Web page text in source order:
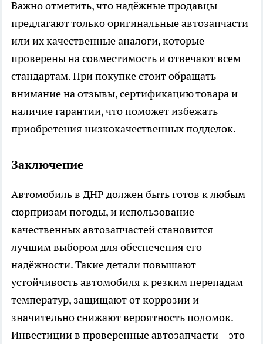
Важно отметить, что надёжные продавцы
предлагают только оригинальные автозапчасти
или их качественные аналоги, которые
проверены на совместимость и отвечают всем
стандартам. При покупке стоит обращать
внимание на отзывы, сертификацию товара и
наличие гарантии, что поможет избежать
приобретения низкокачественных подделок.
Заключение
Автомобиль в ДНР должен быть готов к любым
сюрпризам погоды, и использование
качественных автозапчастей становится
лучшим выбором для обеспечения его
надёжности. Такие детали повышают
устойчивость автомобиля к резким перепадам
температур, защищают от коррозии и
значительно снижают вероятность поломок.
Инвестиции в проверенные автозапчасти – это